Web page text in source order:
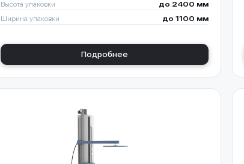
Высота упаковки до 2400 мм
Ширина упаковки до 1100 мм
Подробнее